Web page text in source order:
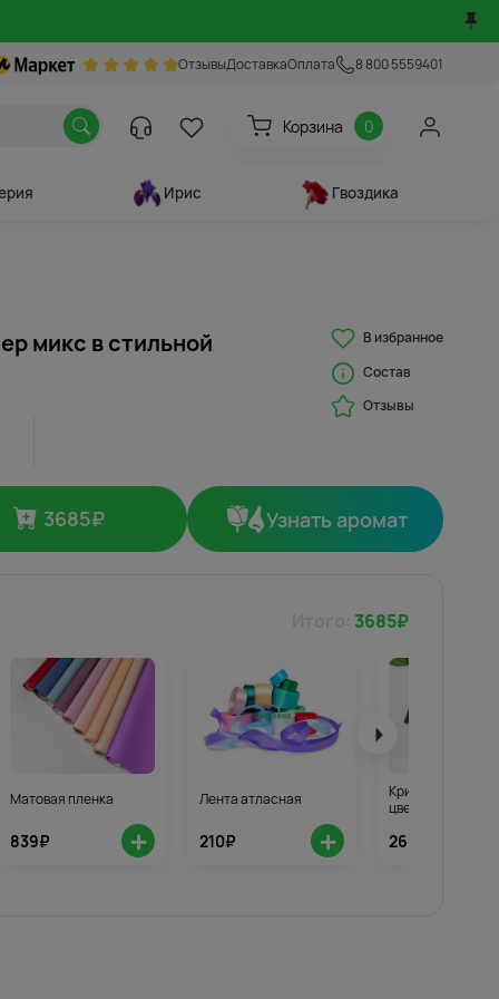
ОтзывыДоставкаОплата 8 800 5559401
Корзина 0
Ирис Гвоздика
микс в стильной
В избранное
Состав
Отзывы
3685₽ Узнать аромат
3685₽
Матовая пленка
839₽ +
Лента атласная
210₽ +
Кризал для
цветов 3шт.
268₽